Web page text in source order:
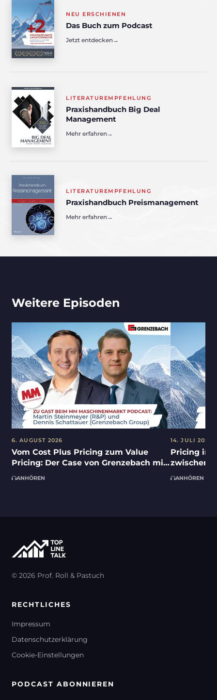
NEU ERSCHIENEN
Das Buch zum Podcast
Jetzt entdecken→
LITERATUREMPFEHLUNG
Praxishandbuch Big Deal
Management
Mehr erfahren→
LITERATUREMPFEHLUNG
Praxishandbuch Preismanagement
Mehr erfahren→
Weitere Episoden
6. AUGUST 2026
Vom Cost Plus Pricing zum Value
Pricing: Der Case von Grenzebach mit
Dennis Schattauer und Martin
ANHÖREN
14. JULI 2026
Pricing in
zwischen
ANHÖREN
© 2026 Prof. Roll & Pastuch
RECHTLICHES
Impressum
Datenschutzerklärung
Cookie-Einstellungen
PODCAST ABONNIEREN